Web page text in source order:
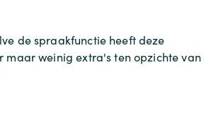
de spraakfunctie heeft deze
maar weinig extra's ten opzichte van